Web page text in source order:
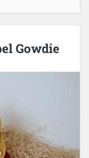
Gowdie